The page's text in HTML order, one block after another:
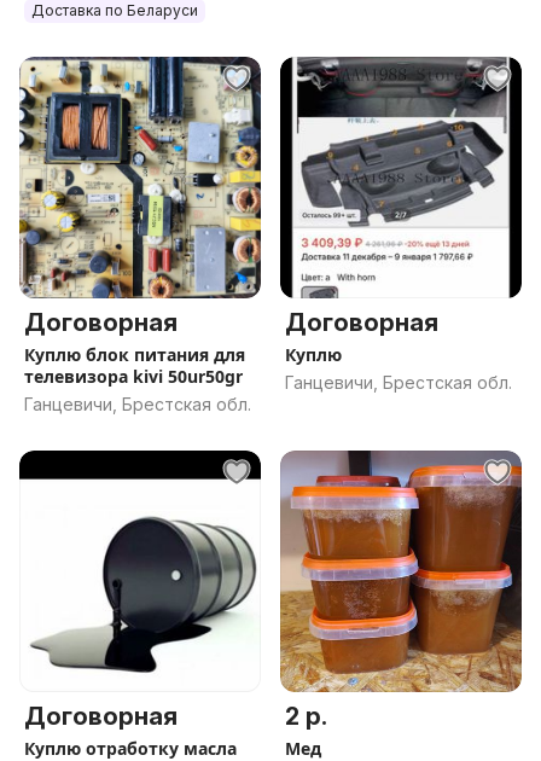
Доставка по Беларуси
Договорная
Куплю блок питания для
телевизора kivi 50ur50gr
Ганцевичи, Брестская обл.
Договорная
Куплю
Ганцевичи, Брестская обл.
Договорная
Куплю отработку масла
2 р.
Мед